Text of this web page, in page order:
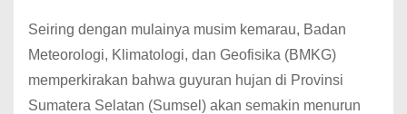
Seiring dengan mulainya musim kemarau, Badan
Meteorologi, Klimatologi, dan Geofisika (BMKG)
memperkirakan bahwa guyuran hujan di Provinsi
Sumatera Selatan (Sumsel) akan semakin menurun